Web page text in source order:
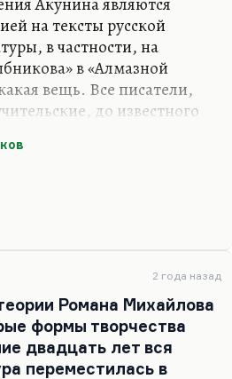
на тексты русской
в частности, на
в «Алмазной
вещь. Все писатели,
до известного
сделать себе имя. Сделав
более серьезные
как-то, в свое время,
порнографических
в таких папках
Веллера запомнилось.
тексты, которые…
2 года назад
Романа Михайлова
формы творчества
двадцать лет вся
переместилась в